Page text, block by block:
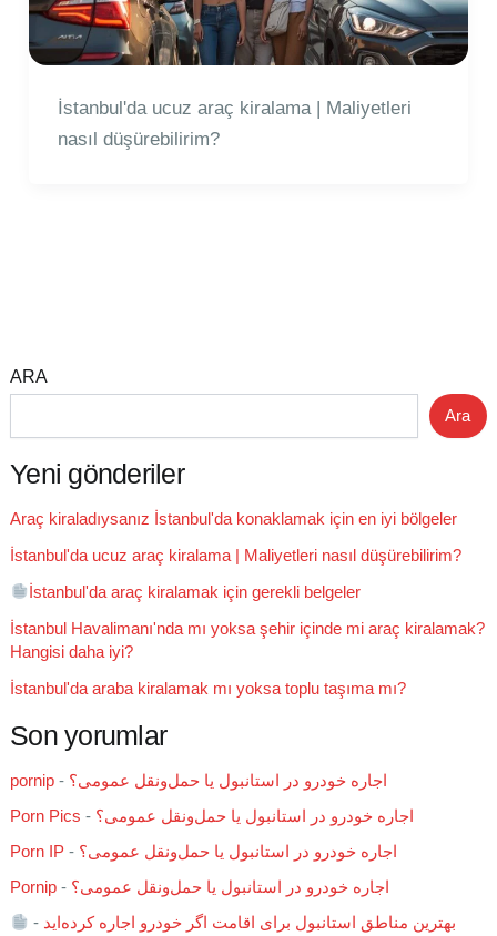
ARA
Ara
Yeni gönderiler
Araç kiraladıysanız İstanbul'da konaklamak için en iyi bölgeler
İstanbul'da ucuz araç kiralama | Maliyetleri nasıl düşürebilirim?
İstanbul'da araç kiralamak için gerekli belgeler
İstanbul Havalimanı'nda mı yoksa şehir içinde mi araç kiralamak?
Hangisi daha iyi?
İstanbul'da araba kiralamak mı yoksa toplu taşıma mı?
Son yorumlar
pornip - اجاره خودرو در استانبول یا حمل‌ونقل عمومی؟
Porn Pics - اجاره خودرو در استانبول یا حمل‌ونقل عمومی؟
Porn IP - اجاره خودرو در استانبول یا حمل‌ونقل عمومی؟
Pornip - اجاره خودرو در استانبول یا حمل‌ونقل عمومی؟
بهترین مناطق استانبول برای اقامت اگر خودرو اجاره کرده‌اید -
İstanbul'da ucuz araç kiralama | Maliyetleri
nasıl düşürebilirim?